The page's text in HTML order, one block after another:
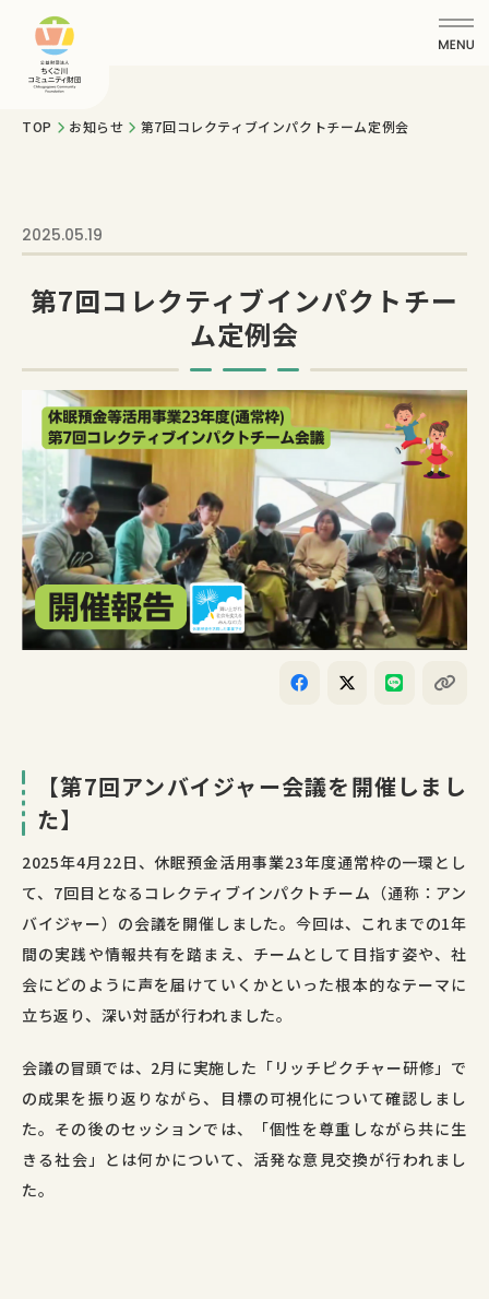
TOP お知らせ 第7回コレクティブインパクトチーム定例会
2025.05.19
第7回コレクティブインパクトチー
ム定例会
【第7回アンバイジャー会議を開催しまし
た】
2025年4月 22日、休眠預金活用事業23年度通常枠の一環とし
て、 7回目となるコレクティブインパクトチーム（通称：アン
バイジャー）の会議を開催しました。今回は、これまでの1年
間の実践や情報共有を踏まえ、チームとして目指す姿や、社
会にどのように声を届けていくかといった根本的なテーマに
立ち返り、深い対話が行われました。
会議の冒頭では、 2月に実施した「リッチピクチャー研修」で
の成果を振り返りながら、目標の可視化について確認しまし
た。その後のセッションでは、「個性を尊重しながら共に生
きる社会」とは何かについて、活発な意見交換が行われまし
た。